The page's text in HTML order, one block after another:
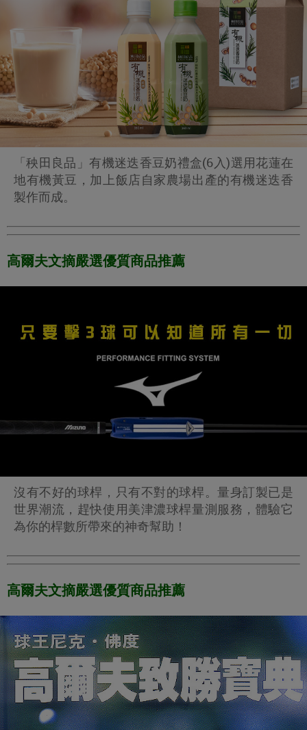
「秧田良品」有機迷迭香豆奶禮盒(6入)選用花蓮在
地有機黃豆，加上飯店自家農場出產的有機迷迭香
製作而成。
高爾夫文摘嚴選優質商品推薦
沒有不好的球桿，只有不對的球桿。量身訂製已是
世界潮流，趕快使用美津濃球桿量測服務，體驗它
為你的桿數所帶來的神奇幫助！
高爾夫文摘嚴選優質商品推薦